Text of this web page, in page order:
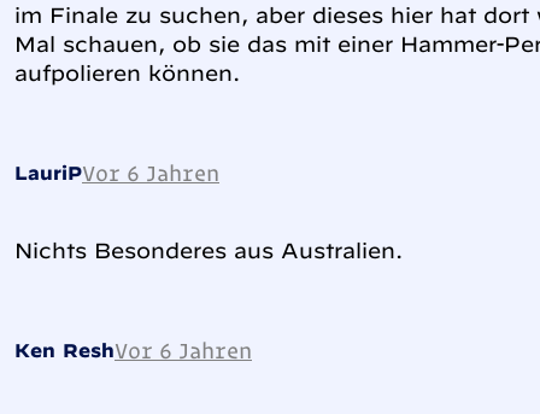
im Finale zu suchen, aber dieses hier hat
Mal schauen, ob sie das mit einer Hammer-
aufpolieren können.
LauriPVor 6 Jahren
Nichts Besonderes aus Australien.
Ken ReshVor 6 Jahren